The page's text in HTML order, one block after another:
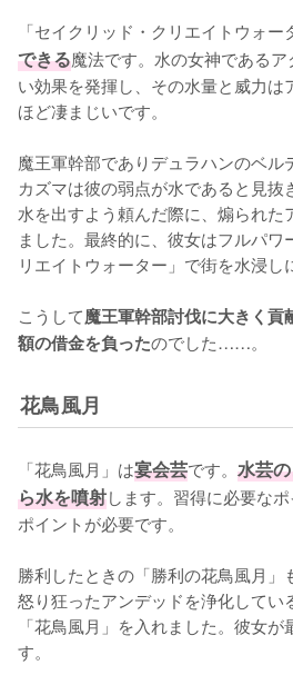
「セイクリッド・クリエイトウォー
できる魔法です。水の女神である
い効果を発揮し、その水量と威力は
ほど凄まじいです。
魔王軍幹部でありデュラハンのベル
カズマは彼の弱点が水であると見抜
水を出すよう頼んだ際に、煽られた
ました。最終的に、彼女はフルパワ
リエイトウォーター」で街を水浸し
こうして魔王軍幹部討伐に大きく貢
額の借金を負ったのでした……。
花鳥風月
「花鳥風月」は宴会芸です。 水芸
ら水を噴射します。習得に必要な
ポイントが必要です。
勝利したときの「勝利の花鳥風月」
怒り狂ったアンデッドを浄化してい
「花鳥風月」を入れました。彼女
す。